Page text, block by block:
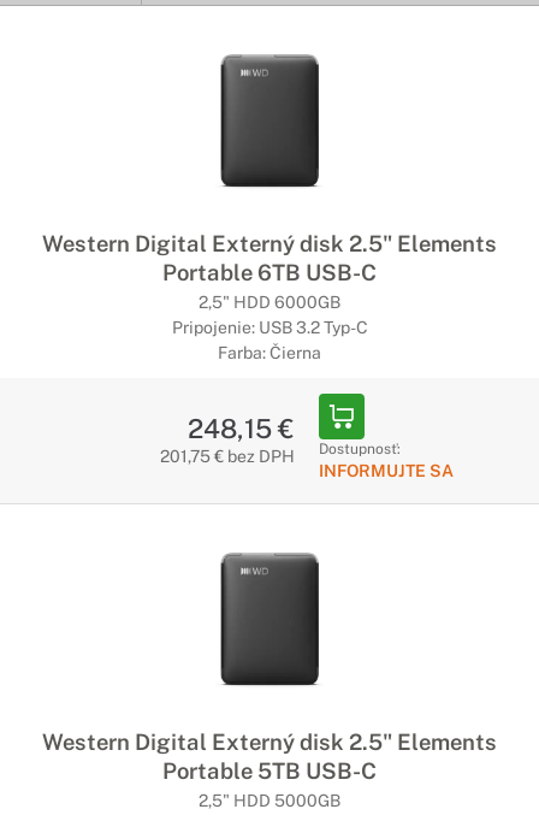
Western Digital Externý disk 2.5" Elements
Portable 6TB USB-C
2,5" HDD 6000GB
Pripojenie: USB 3.2 Typ-C
Farba: Čierna
248,15 €
201,75 € bez DPH Dostupnosť:
INFORMUJTE SA
Western Digital Externý disk 2.5" Elements
Portable 5TB USB-C
2,5" HDD 5000GB